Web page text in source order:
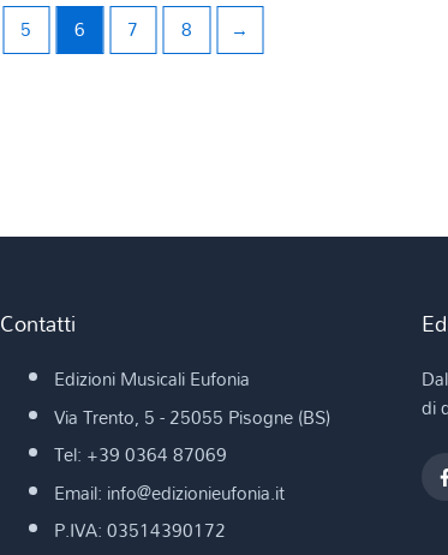
5 6 7 8 →
Contatti
Edizioni Musicali Eufonia
Via Trento, 5 - 25055 Pisogne (BS)
Tel: +39 0364 87069
Email: info@edizionieufonia.it
P.IVA: 03514390172
di